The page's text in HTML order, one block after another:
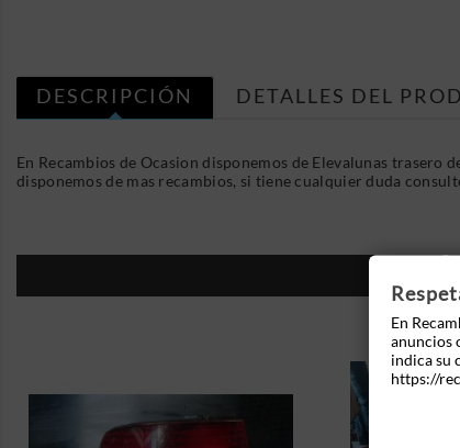
DESCRIPCIÓN DETALLES DEL
En Recambios de Ocasion disponemos de Elevalunas
disponemos de mas recambios, si tiene cualquier duda
En
anuncios
indica su
https://